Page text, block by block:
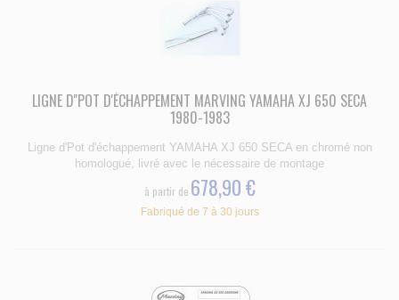
LIGNE D''POT D'ÉCHAPPEMENT MARVING YAMAHA XJ 650 SECA
1980-1983
Ligne d'Pot d'échappement YAMAHA XJ 650 SECA en chromé non
homologué, livré avec le nécessaire de montage
à partir de 678,90 €
Fabriqué de 7 à 30 jours